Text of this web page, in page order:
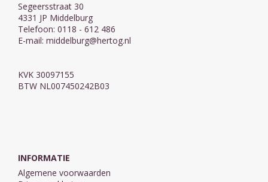
Segeersstraat 30
4331 JP Middelburg
Telefoon: 0118 - 612 486
E-mail: middelburg@hertog.nl
KVK 30097155
BTW NL007450242B03
INFORMATIE
Algemene voorwaarden